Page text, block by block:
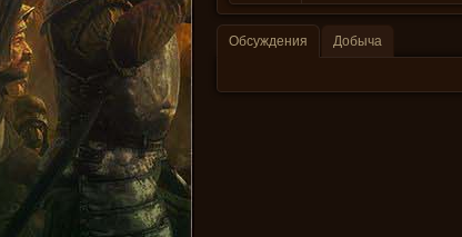
Обсуждения
Добыча